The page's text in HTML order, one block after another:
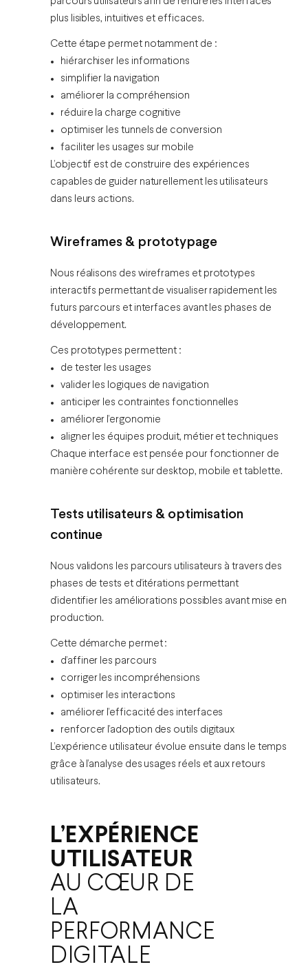
plus lisibles, intuitives et efficaces.
Cette étape permet notamment de :
hiérarchiser les informations
simplifier la navigation
améliorer la compréhension
réduire la charge cognitive
optimiser les tunnels de conversion
faciliter les usages sur mobile
L’objectif est de construire des expériences
capables de guider naturellement les utilisateurs
dans leurs actions.
Wireframes & prototypage
Nous réalisons des wireframes et prototypes
interactifs permettant de visualiser rapidement les
futurs parcours et interfaces avant les phases de
développement.
Ces prototypes permettent :
de tester les usages
valider les logiques de navigation
anticiper les contraintes fonctionnelles
améliorer l’ergonomie
aligner les équipes produit, métier et techniques
Chaque interface est pensée pour fonctionner de
manière cohérente sur desktop, mobile et tablette.
Tests utilisateurs & optimisation
continue
Nous validons les parcours utilisateurs à travers des
phases de tests et d’itérations permettant
d’identifier les améliorations possibles avant mise en
production.
Cette démarche permet :
d’affiner les parcours
corriger les incompréhensions
optimiser les interactions
améliorer l’efficacité des interfaces
renforcer l’adoption des outils digitaux
L’expérience utilisateur évolue ensuite dans le temps
grâce à l’analyse des usages réels et aux retours
utilisateurs.
L’EXPÉRIENCE
UTILISATEUR
AU CŒUR DE
LA
PERFORMANCE
DIGITALE